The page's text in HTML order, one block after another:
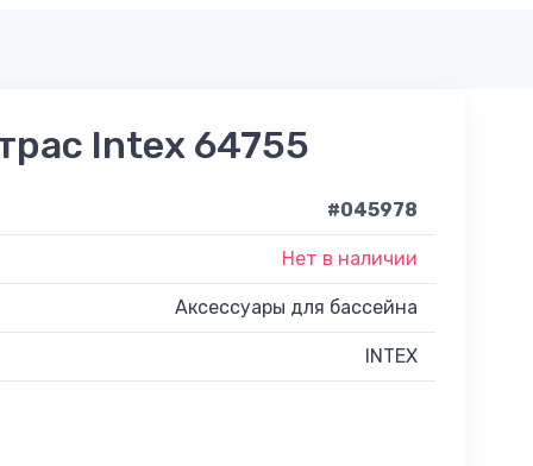
Intex 64755
#045978
Нет в наличии
Аксессуары для бассейна
INTEX